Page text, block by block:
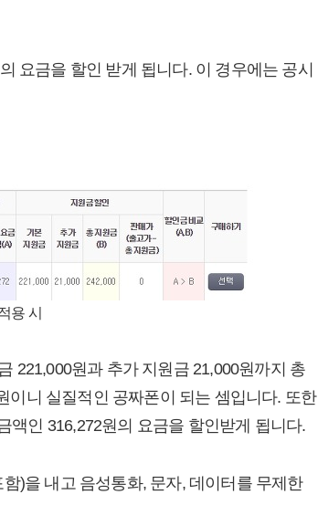
요금을 할인 받게 됩니다. 이 경우에는 공시
용 시
221,000원과 추가 지원금 21,000원까지 총
이니 실질적인 공짜폰이 되는 셈입니다. 또한
액인 316,272원의 요금을 할인받게 됩니다.
)을 내고 음성통화, 문자, 데이터를 무제한